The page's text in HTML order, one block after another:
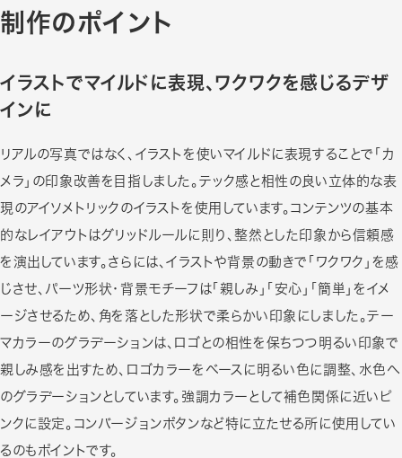
制作のポイント
イラストでマイルドに表現、ワクワクを感じるデザ
インに
リアルの写真ではなく、イラストを使いマイルドに表現することで「カ
メラ」の印象改善を目指しました。テック感と相性の良い立体的な表
現のアイソメトリックのイラストを使用しています。コンテンツの基本
的なレイアウトはグリッドルールに則り、整然とした印象から信頼感
を演出しています。さらには、イラストや背景の動きで「ワクワク」を感
じさせ、パーツ形状・背景モチーフは「親しみ」「安心」「簡単」をイメ
ージさせるため、角を落とした形状で柔らかい印象にしました。テー
マカラーのグラデーションは、ロゴとの相性を保ちつつ明るい印象で
親しみ感を出すため、ロゴカラーをベースに明るい色に調整、水色へ
のグラデーションとしています。強調カラーとして補色関係に近いピ
ンクに設定。コンバージョンボタンなど特に立たせる所に使用してい
るのもポイントです。